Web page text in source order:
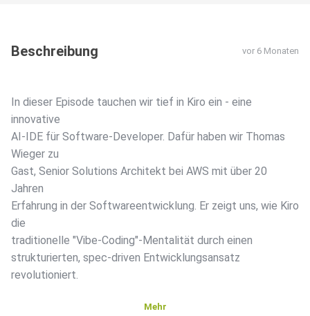
Beschreibung vor 6 Monaten
In dieser Episode tauchen wir tief in Kiro ein - eine
innovative
AI-IDE für Software-Developer. Dafür haben wir Thomas
Wieger zu
Gast, Senior Solutions Architekt bei AWS mit über 20
Jahren
Erfahrung in der Softwareentwicklung. Er zeigt uns, wie Kiro
die
traditionelle "Vibe-Coding"-Mentalität durch einen
strukturierten, spec-driven Entwicklungsansatz
revolutioniert.
Mehr